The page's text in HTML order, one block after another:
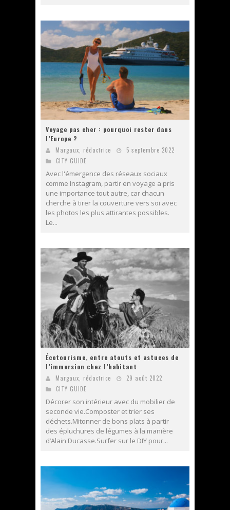
Voyage pas cher : pourquoi rester dans
l’Europe ?
Margaux, rédactrice
5 septembre 2022
CITY GUIDE
Avec l'émergence des réseaux sociaux
comme Instagram, partir en voyage a pris
une importance tout autre, car chacun
cherche à tirer la couverture vers soi avec
les photos les plus attirantes possibles.
Le...
Écotourisme, entre atouts et astuces de
l’immersion chez l’habitant
Margaux, rédactrice
29 août 2022
CITY GUIDE
Décorer son intérieur avec du mobilier de
seconde vie.Composter et trier ses
déchets.Mitonner de bons plats à partir
des épluchures de légumes à la manière
d’Alain Ducasse.Surfer sur le DIY pour...